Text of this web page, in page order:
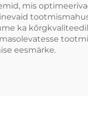
mis
ka
eesmärke.